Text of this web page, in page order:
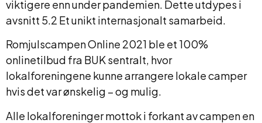
viktigere enn under pandemien. Dette utdypes i
avsnitt 5.2 Et unikt internasjonalt samarbeid.
Romjulscampen Online 2021 ble et 100%
onlinetilbud fra BUK sentralt, hvor
lokalforeningene kunne arrangere lokale camper
hvis det var ønskelig – og mulig.
Alle lokalforeninger mottok i forkant av campen en